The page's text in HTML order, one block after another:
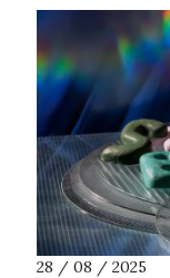
28 / 08 / 2025